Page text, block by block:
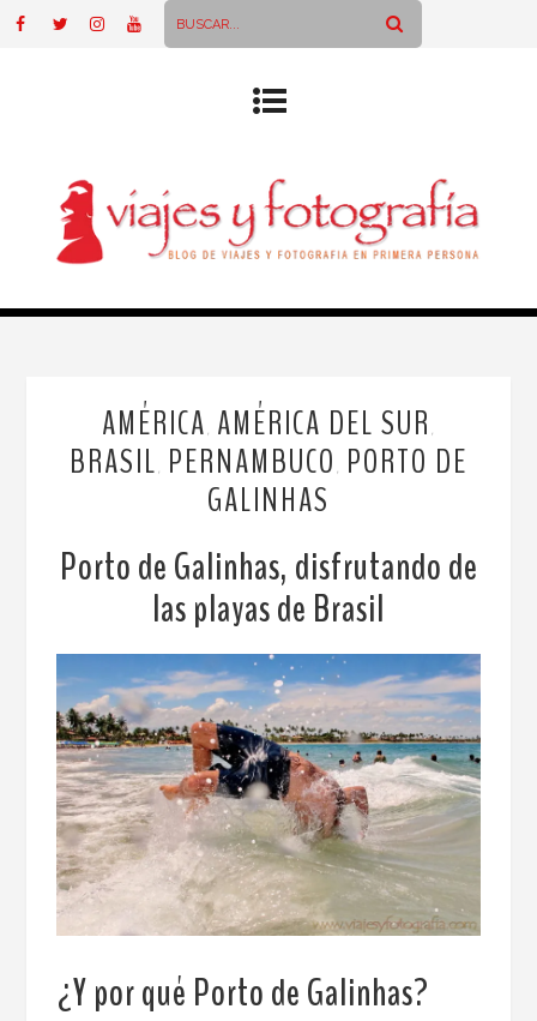
AMÉRICA AMÉRICA DEL SUR
BRASIL PERNAMBUCO PORTO DE
GALINHAS
Porto de Galinhas, disfrutando de
las playas de Brasil
¿Y por qué Porto de Galinhas?